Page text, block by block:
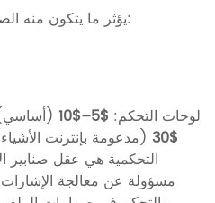
يؤثر ما يتكون منه الصنبور بشكل مباشر على سعره:
لوحات التحكم: $5–$10
$30
(مدعومة بإنترنت
التحكمية هي عقل صنابير
مسؤولة عن معالجة